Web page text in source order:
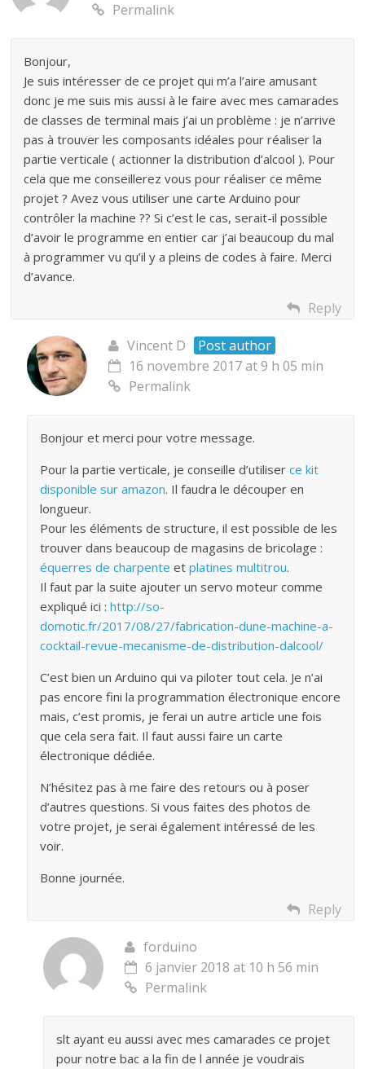
Permalink
Bonjour,
Je suis intéresser de ce projet qui m’a l’aire amusant
donc je me suis mis aussi à le faire avec mes camarades
de classes de terminal mais j’ai un problème : je n’arrive
pas à trouver les composants idéales pour réaliser la
partie verticale ( actionner la distribution d’alcool ). Pour
cela que me conseillerez vous pour réaliser ce même
projet ? Avez vous utiliser une carte Arduino pour
contrôler la machine ?? Si c’est le cas, serait-il possible
d’avoir le programme en entier car j’ai beaucoup du mal
à programmer vu qu’il y a pleins de codes à faire. Merci
d’avance.
Reply
Vincent D
Post author
16 novembre 2017 at 9 h 05 min
Permalink
Bonjour et merci pour votre message.
Pour la partie verticale, je conseille d’utiliserce kit
disponible sur amazon. Il faudra le découper en
longueur.
Pour les éléments de structure, il est possible de les
trouver dans beaucoup de magasins de bricolage :
équerres de charpente etplatines multitrou.
Il faut par la suite ajouter un servo moteur comme
expliqué ici :http://so-
domotic.fr/2017/08/27/fabrication-dune-machine-a-
cocktail-revue-mecanisme-de-distribution-dalcool/
C’est bien un Arduino qui va piloter tout cela. Je n’ai
pas encore fini la programmation électronique encore
mais, c’est promis, je ferai un autre article une fois
que cela sera fait. Il faut aussi faire un carte
électronique dédiée.
N’hésitez pas à me faire des retours ou à poser
d’autres questions. Si vous faites des photos de
votre projet, je serai également intéressé de les
voir.
Bonne journée.
Reply
forduino
6 janvier 2018 at 10 h 56 min
Permalink
slt ayant eu aussi avec mes camarades ce projet
pour notre bac a la fin de l année je voudrais